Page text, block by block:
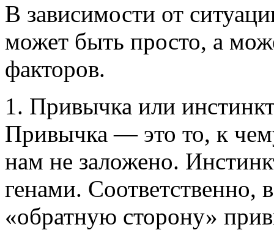
В зависимости от
может быть просто, а
факторов.
1. Привычка или
Привычка — это то, к
нам не заложено.
генами. Соответственно,
«обратную сторону»